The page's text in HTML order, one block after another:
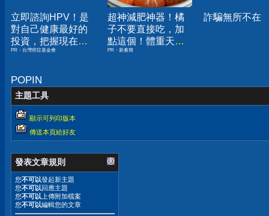
立即諮詢HPV！是
對自己健康最好的
投資，把握現在不
嫌晚！
PR・台灣癌症基金會
超神減肥神器！橘
子不要直接吃，加
點這個！體重天天
下降
PR・新素簡
詐騙無所不在
POPIN
主題工具
顯示可列印版本
傳送本頁給好友
發表文章規則
您不可以發起新主題
您不可以 回應主題
您不可以 上傳附加檔案
您不可以編輯您的文章